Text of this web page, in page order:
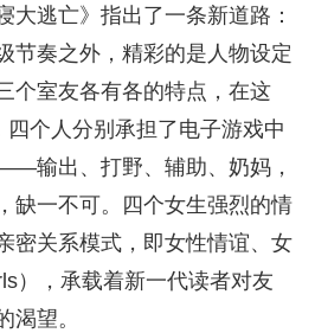
大逃亡》指出了一条新道路：
节奏之外，精彩的是人物设定
个室友各有各的特点，在这
四个人分别承担了电子游戏中
输出、打野、辅助、奶妈，
缺一不可。四个女生强烈的情
密关系模式，即女性情谊、女
），承载着新一代读者对友
渴望。